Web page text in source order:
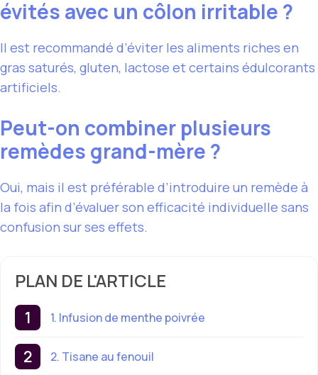
évités avec un côlon irritable ?
Il est recommandé d’éviter les aliments riches en
gras saturés, gluten, lactose et certains édulcorants
artificiels.
Peut-on combiner plusieurs
remèdes grand-mère ?
Oui, mais il est préférable d’introduire un remède à
la fois afin d’évaluer son efficacité individuelle sans
confusion sur ses effets.
PLAN DE L'ARTICLE
1. Infusion de menthe poivrée
2. Tisane au fenouil